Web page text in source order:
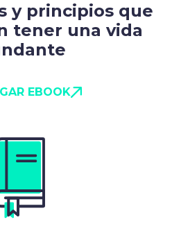
y principios que
tener una vida
EBOOK